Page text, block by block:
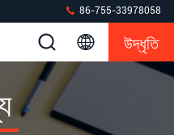
86-755-33978058
উদ্ধৃতি